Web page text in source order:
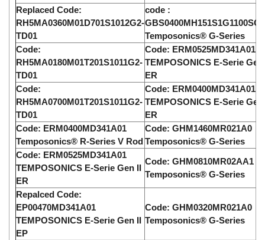
Replaced Code:
RH5MA0360M01D701S1012G2-
TD01
code :
GBS0400MH151S1G1100SC
Temposonics® G-Series
Code:
RH5MA0180M01T201S1011G2-
TD01
Code: ERM0525MD341A01
TEMPOSONICS E-Serie Gen
ER
Code:
RH5MA0700M01T201S1011G2-
TD01
Code: ERM0400MD341A01
TEMPOSONICS E-Serie Gen
ER
Code: ERM0400MD341A01
Temposonics® R-Series V Rod
Code: GHM1460MR021A0
Temposonics® G-Series
Code: ERM0525MD341A01
TEMPOSONICS E-Serie Gen II
ER
Code: GHM0810MR02AA1
Temposonics® G-Series
Repalced Code:
EP00470MD341A01
TEMPOSONICS E-Serie Gen II
EP
Code: GHM0320MR021A0
Temposonics® G-Series